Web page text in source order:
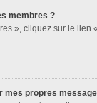
membres ?
», cliquez sur le lien
mes propres